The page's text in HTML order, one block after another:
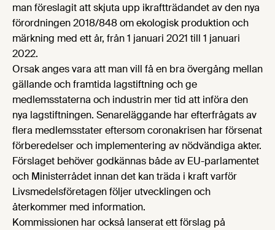
man föreslagit att skjuta upp ikraftträdandet av den nya
förordningen 2018/848 om ekologisk produktion och
märkning med ett år, från 1 januari 2021 till 1 januari
2022.
Orsak anges vara att man vill få en bra övergång mellan
gällande och framtida lagstiftning och ge
medlemsstaterna och industrin mer tid att införa den
nya lagstiftningen. Senareläggande har efterfrågats av
flera medlemsstater eftersom coronakrisen har försenat
förberedelser och implementering av nödvändiga akter.
Förslaget behöver godkännas både av EU-parlamentet
och Ministerrådet innan det kan träda i kraft varför
Livsmedelsföretagen följer utvecklingen och
återkommer med information.
Kommissionen har också lanserat ett förslag på